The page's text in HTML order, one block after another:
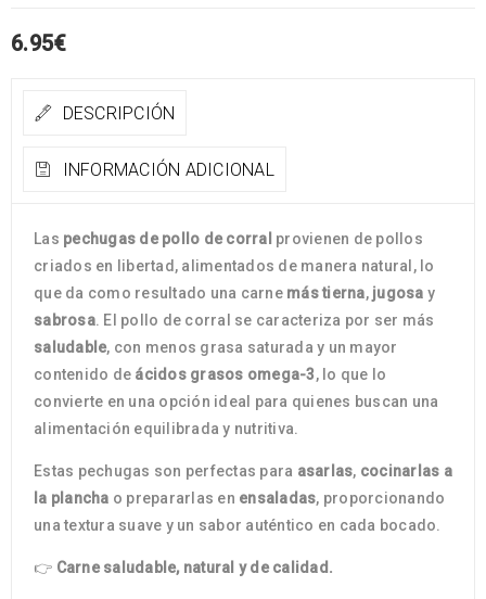
6.95€
DESCRIPCIÓN
INFORMACIÓN ADICIONAL
Las pechugas de pollo de corral provienen de pollos
criados en libertad, alimentados de manera natural, lo
que da como resultado una carne más tierna, jugosa y
sabrosa. El pollo de corral se caracteriza por ser más
saludable, con menos grasa saturada y un mayor
contenido de ácidos grasos omega-3, lo que lo
convierte en una opción ideal para quienes buscan una
alimentación equilibrada y nutritiva.
Estas pechugas son perfectas para asarlas, cocinarlas a
la plancha o prepararlas en ensaladas, proporcionando
una textura suave y un sabor auténtico en cada bocado.
👉 Carne saludable, natural y de calidad.